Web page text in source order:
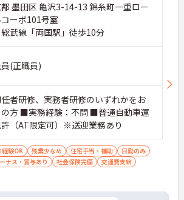
墨田区 亀沢3-14-13 錦糸町一重ロー
ーポ101号室
総武線「両国駅」徒歩10分
(正職員)
者研修、実務者研修のいずれかをお
方 ■実務経験：不問 ■普通自動車運
（AT限定可）※送迎業務あり
経験OK 残業少なめ 住宅手当・補助
日勤のみ
ナス・賞与あり 社会保険完備
交通費支給